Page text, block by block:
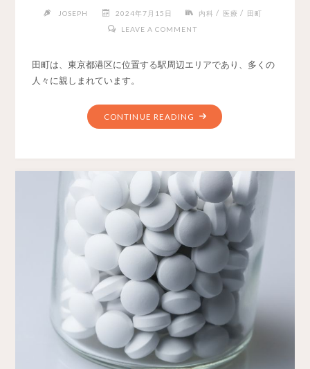
JOSEPH 2024年7月15日 内科 / 医療 / 田町
LEAVE A COMMENT
田町は、東京都港区に位置する駅周辺エリアであり、多くの
人々に親しまれています。
CONTINUE READING